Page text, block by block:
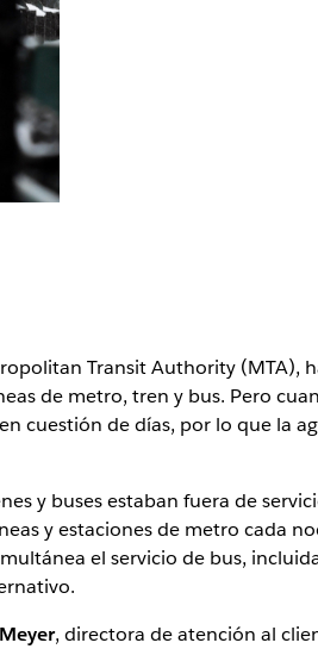
Transit Authority (MTA),
de metro, tren y bus. Pero
cuestión de días, por lo que la
y buses estaban fuera de
y estaciones de metro cada
el servicio de bus,
, directora de atención al